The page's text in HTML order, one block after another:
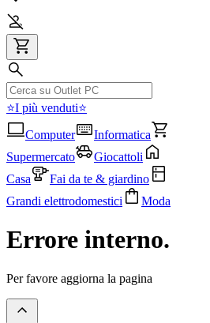
⭐I più venduti⭐
Computer
Informatica
Supermercato
Giocattoli
Casa
Fai da te & giardino
Grandi elettrodomestici
Moda
Errore interno.
Per favore aggiorna la pagina